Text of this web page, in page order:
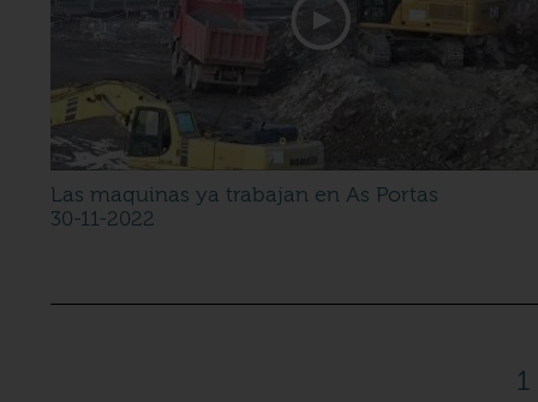
Las maquinas ya trabajan en As Portas
30-11-2022
1